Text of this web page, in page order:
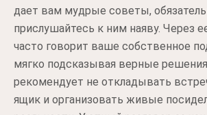
дает вам мудрые советы,
прислушайтесь к ним наяву. Через
часто говорит ваше собственное
мягко подсказывая верные
рекомендует не откладывать
ящик и организовать живые